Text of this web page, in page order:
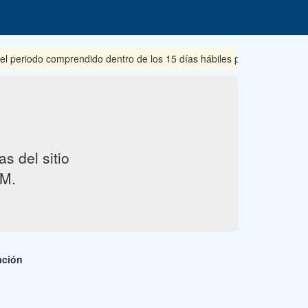
comprendido dentro de los 15 días hábiles posteriores a su
del sitio